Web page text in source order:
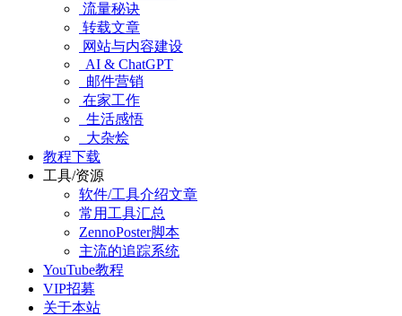
流量秘诀
转载文章
网站与内容建设
AI & ChatGPT
邮件营销
在家工作
生活感悟
大杂烩
教程下载
工具/资源
软件/工具介绍文章
常用工具汇总
ZennoPoster脚本
主流的追踪系统
YouTube教程
VIP招募
关于本站